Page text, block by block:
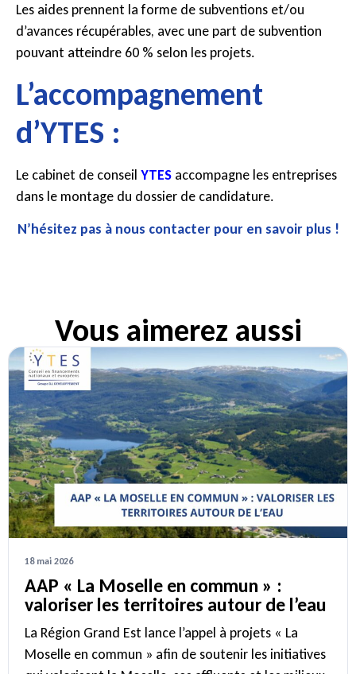
Les aides prennent la forme de subventions et/ou
d’avances récupérables, avec une part de subvention
pouvant atteindre 60 % selon les projets.
L’accompagnement
d’YTES :
Le cabinet de conseil YTES accompagne les entreprises
dans le montage du dossier de candidature.
N’hésitez pas à nous contacter pour en savoir plus !
Vous aimerez aussi
18 mai 2026
AAP « La Moselle en commun » :
valoriser les territoires autour de l’eau
La Région Grand Est lance l’appel à projets « La
Moselle en commun » afin de soutenir les initiatives